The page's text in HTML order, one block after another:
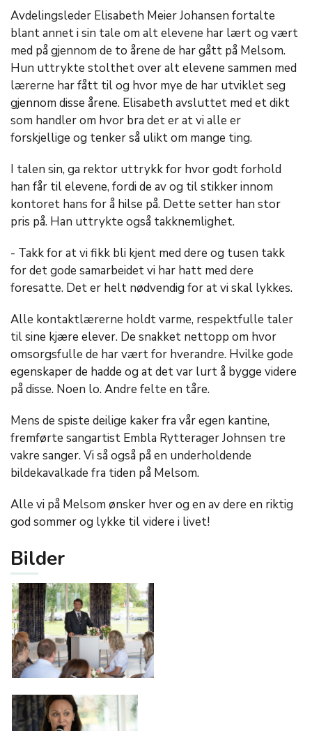
Avdelingsleder Elisabeth Meier Johansen fortalte
blant annet i sin tale om alt elevene har lært og vært
med på gjennom de to årene de har gått på Melsom.
Hun uttrykte stolthet over alt elevene sammen med
lærerne har fått til og hvor mye de har utviklet seg
gjennom disse årene. Elisabeth avsluttet med et dikt
som handler om hvor bra det er at vi alle er
forskjellige og tenker så ulikt om mange ting.
I talen sin, ga rektor uttrykk for hvor godt forhold
han får til elevene, fordi de av og til stikker innom
kontoret hans for å hilse på. Dette setter han stor
pris på. Han uttrykte også takknemlighet.
- Takk for at vi fikk bli kjent med dere og tusen takk
for det gode samarbeidet vi har hatt med dere
foresatte. Det er helt nødvendig for at vi skal lykkes.
Alle kontaktlærerne holdt varme, respektfulle taler
til sine kjære elever. De snakket nettopp om hvor
omsorgsfulle de har vært for hverandre. Hvilke gode
egenskaper de hadde og at det var lurt å bygge videre
på disse. Noen lo. Andre felte en tåre.
Mens de spiste deilige kaker fra vår egen kantine,
fremførte sangartist Embla Rytterager Johnsen tre
vakre sanger. Vi så også på en underholdende
bildekavalkade fra tiden på Melsom.
Alle vi på Melsom ønsker hver og en av dere en riktig
god sommer og lykke til videre i livet!
Bilder